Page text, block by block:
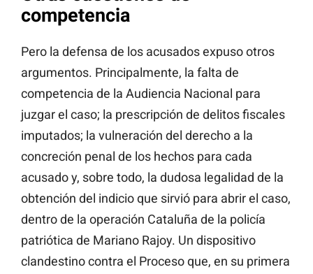
competencia
Pero la defensa de los acusados expuso otros
argumentos. Principalmente, la falta de
competencia de la Audiencia Nacional para
juzgar el caso; la prescripción de delitos fiscales
imputados; la vulneración del derecho a la
concreción penal de los hechos para cada
acusado y, sobre todo, la dudosa legalidad de la
obtención del indicio que sirvió para abrir el caso,
dentro de la operación Cataluña de la policía
patriótica de Mariano Rajoy. Un dispositivo
clandestino contra el Proceso que, en su primera